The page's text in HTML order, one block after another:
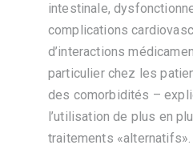
intestinale,
complications
d’interactions
particulier chez les
des comorbidités –
l’utilisation de plus en
traitements «alternatifs».